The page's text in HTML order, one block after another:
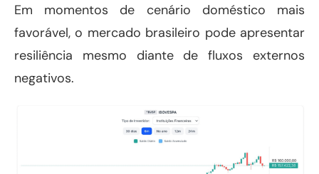
Em momentos de cenário doméstico mais
favorável, o mercado brasileiro pode apresentar
resiliência mesmo diante de fluxos externos
negativos.